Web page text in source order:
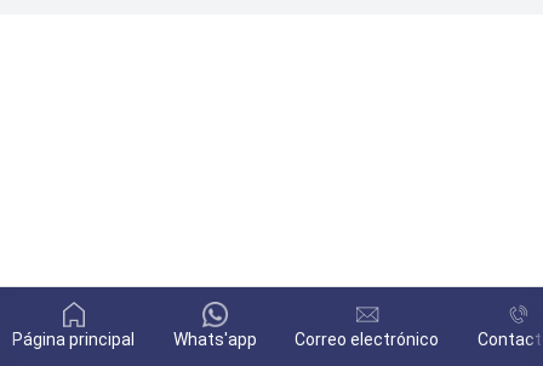
Página principal Whats'app Correo electrónico